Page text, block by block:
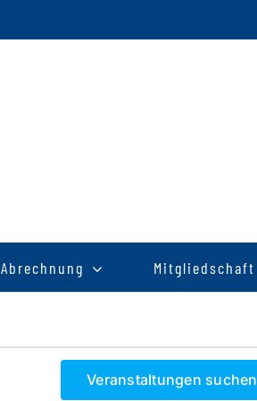
Abrechnung Mitgliedschaft
Veranstaltungen suchen